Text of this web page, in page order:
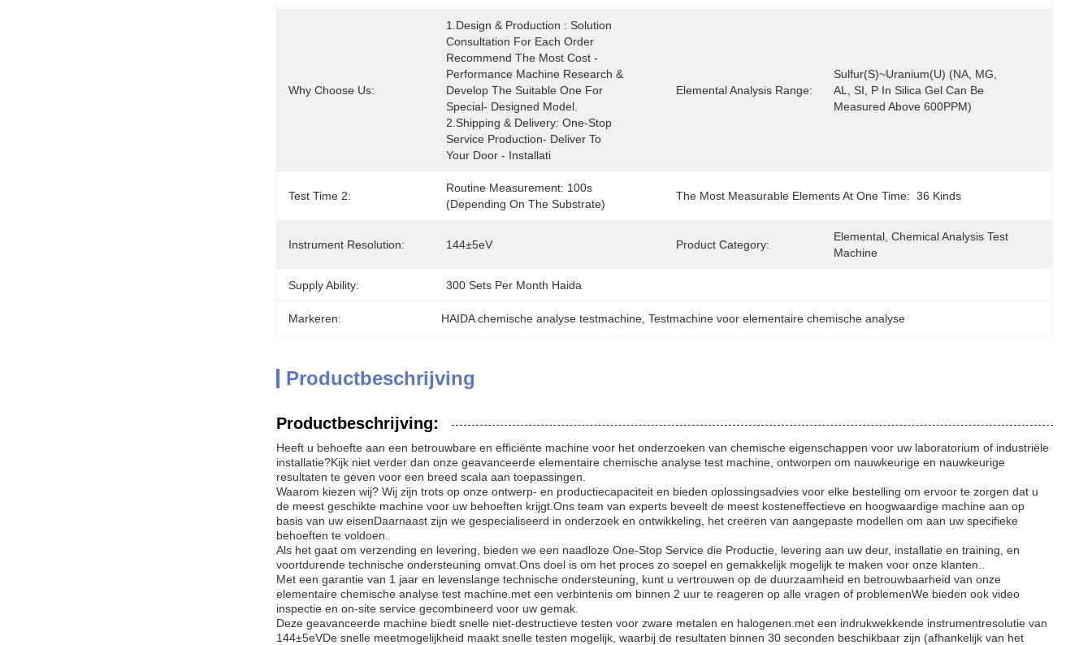
Why Choose Us:
1.Design & Production : Solution
Consultation For Each Order
Recommend The Most Cost -
Performance Machine Research &
Develop The Suitable One For
Special- Designed Model.
2.Shipping & Delivery: One-Stop
Service Production- Deliver To
Your Door - Installati
Elemental Analysis Range:
Sulfur(S)~uranium(U) (NA, MG,
AL, SI, P In Silica Gel Can Be
Measured Above 600PPM)
Test Time 2:
Routine Measurement: 100s
(depending On The Substrate)
The Most Measurable Elements At One Time: 36 Kinds
Instrument Resolution: 144±5eV Product Category:
Elemental, Chemical Analysis Test
Machine
Supply Ability: 300 Sets Per Month Haida
Markeren: HAIDA chemische analyse testmachine , Testmachine voor elementaire chemische analyse
Productbeschrijving
Productbeschrijving:
Heeft u behoefte aan een betrouwbare en efficiënte machine voor het onderzoeken van chemische eigenschappen voor uw laboratorium of industriële
installatie?Kijk niet verder dan onze geavanceerde elementaire chemische analyse test machine, ontworpen om nauwkeurige en nauwkeurige
resultaten te geven voor een breed scala aan toepassingen.
Waarom kiezen wij? Wij zijn trots op onze ontwerp- en productiecapaciteit en bieden oplossingsadvies voor elke bestelling om ervoor te zorgen dat u
de meest geschikte machine voor uw behoeften krijgt.Ons team van experts beveelt de meest kosteneffectieve en hoogwaardige machine aan op
basis van uw eisenDaarnaast zijn we gespecialiseerd in onderzoek en ontwikkeling, het creëren van aangepaste modellen om aan uw specifieke
behoeften te voldoen.
Als het gaat om verzending en levering, bieden we een naadloze One-Stop Service die Productie, levering aan uw deur, installatie en training, en
voortdurende technische ondersteuning omvat.Ons doel is om het proces zo soepel en gemakkelijk mogelijk te maken voor onze klanten..
Met een garantie van 1 jaar en levenslange technische ondersteuning, kunt u vertrouwen op de duurzaamheid en betrouwbaarheid van onze
elementaire chemische analyse test machine.met een verbintenis om binnen 2 uur te reageren op alle vragen of problemenWe bieden ook video
inspectie en on-site service gecombineerd voor uw gemak.
Deze geavanceerde machine biedt snelle niet-destructieve testen voor zware metalen en halogenen.met een indrukwekkende instrumentresolutie van
144±5eVDe snelle meetmogelijkheid maakt snelle testen mogelijk, waarbij de resultaten binnen 30 seconden beschikbaar zijn (afhankelijk van het